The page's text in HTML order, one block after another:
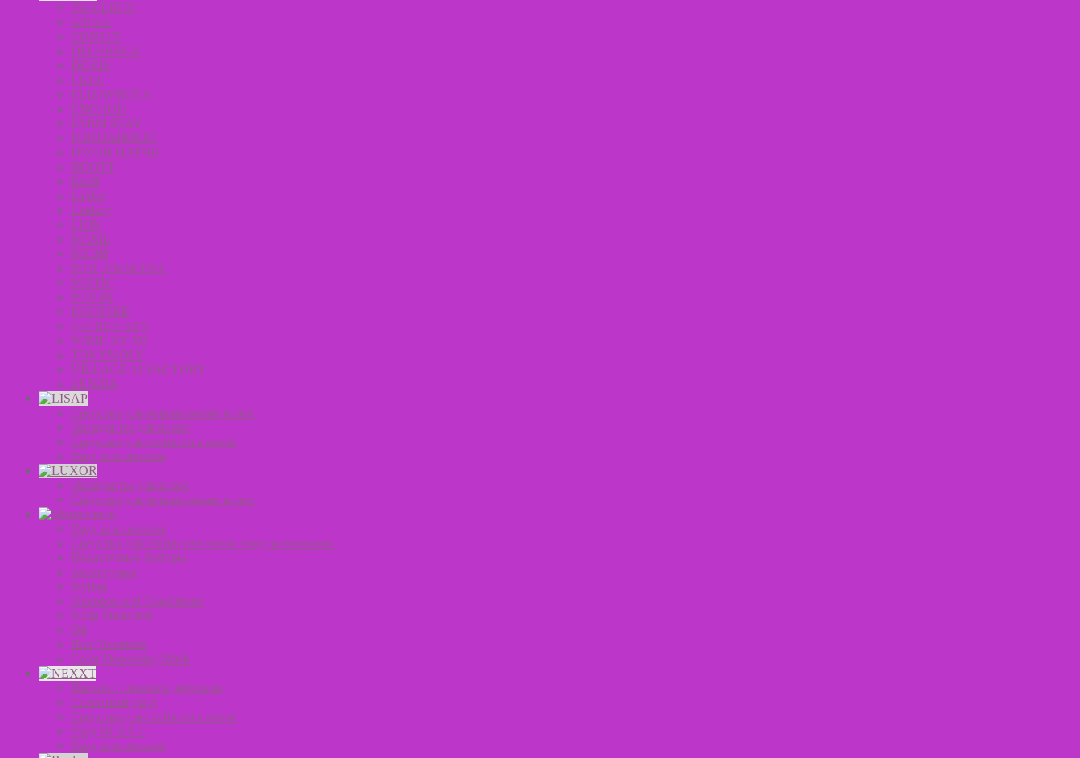
3W CLINIC
A’PIEU
CONSLY
DEOPROCE
DORIS
EKEL
ELIZAVECCA
ENOUGH
FARM STAY
FOODAHOLIC
IYOUB ПАТЧИ
JIGOTT
Koelf
La’dor
Lindsay
LION
MASIL
MEDB
MISE EN SCENE
MISTIC
MIZON
PETITFEE
SECRET KEY
SOME BY MI
TONYMOLY
VILLAGE 11 FACTORY
ZENZIA
Средства для окрашивания волос
Оксиданты для волос
Средства для стайлинга волос
Уход за волосами
Оксиданты для волос
Средства для окрашивания волос
Уход за волосами
Средства для стайлинга волос Уход за волосами
Подарочные Наборы
Аксессуары
Styling
Shampoo and Conditioner
Scalp Treatment
Oil
Hair Treatment
Color Depositing Mask
Пигмент прямого действия
Салонный уход
Средства для стайлинга волос
Уход NEXXT
Уход за волосами